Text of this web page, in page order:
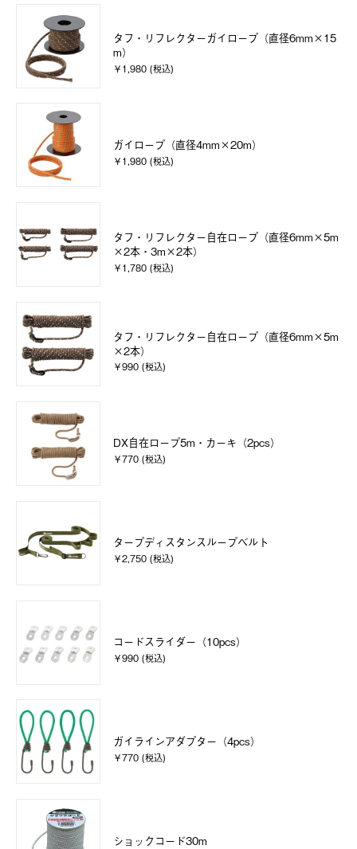
タフ・リフレクターガイロープ（直径6mm×15
m）
￥1,980 (税込)
ガイロープ（直径4mm×20m）
￥1,980 (税込)
タフ・リフレクター自在ロープ（直径6mm×5m
×2本・3m×2本）
￥1,780 (税込)
タフ・リフレクター自在ロープ（直径6mm×5m
×2本）
￥990 (税込)
DX自在ロープ5m・カーキ（2pcs）
￥770 (税込)
タープディスタンスループベルト
￥2,750 (税込)
コードスライダー（10pcs）
￥990 (税込)
ガイラインアダプター（4pcs）
￥770 (税込)
ショックコード30m